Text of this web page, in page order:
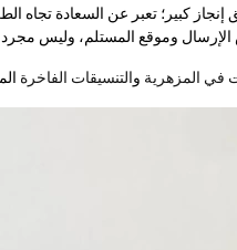
إنجاز كبير؛ تعبر عن السعادة تجاه
في المزهرية والتنسيقات الفاخرة